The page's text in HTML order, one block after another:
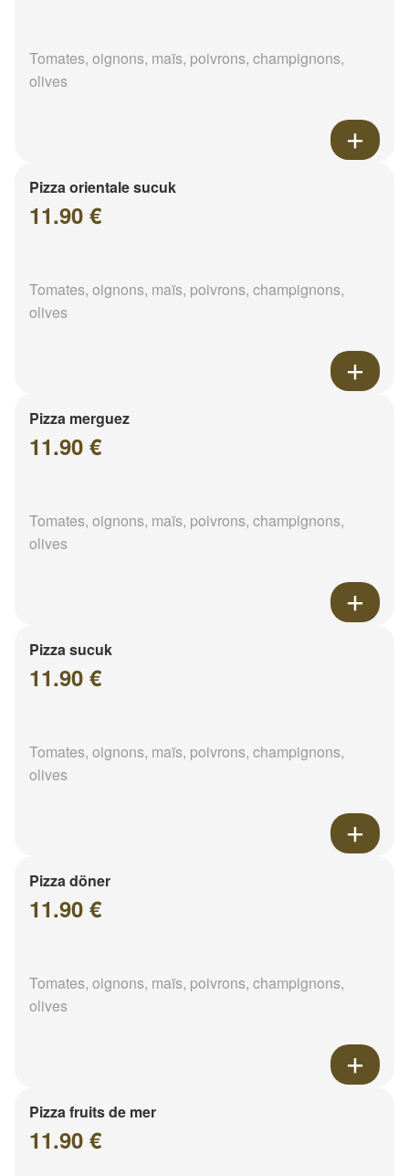
Tomates, oignons, maïs, poivrons, champignons,
olives
Pizza orientale sucuk
11.90 €
Tomates, oignons, maïs, poivrons, champignons,
olives
Pizza merguez
11.90 €
Tomates, oignons, maïs, poivrons, champignons,
olives
Pizza sucuk
11.90 €
Tomates, oignons, maïs, poivrons, champignons,
olives
Pizza döner
11.90 €
Tomates, oignons, maïs, poivrons, champignons,
olives
Pizza fruits de mer
11.90 €